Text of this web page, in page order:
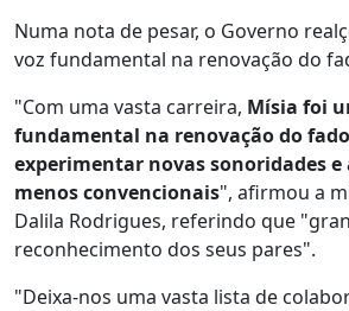
Numa nota de pesar, o Governo
voz fundamental na renovação do
"Com uma vasta carreira, Mísia foi
fundamental na renovação do
experimentar novas sonoridades e
menos convencionais", afirmou a
Dalila Rodrigues, referindo que
reconhecimento dos seus pares".
"Deixa-nos uma vasta lista de